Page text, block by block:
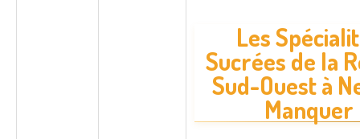
Les
Sucrées de la
Sud-Ouest à
Manquer